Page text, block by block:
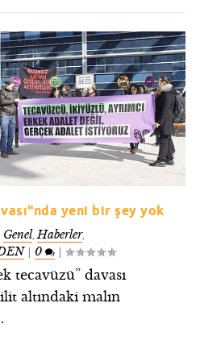
yeni bir şey yok
Genel,Haberler,
| 0 |
tecavüzü” davası
altındaki malın